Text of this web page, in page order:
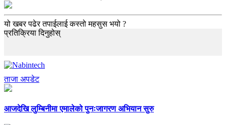
यो खबर पढेर तपाईलाई कस्तो महसुस भयो ?
प्रतिक्रिया दिनुहोस्
ताजा अपडेट
आजदेखि लुम्बिनीमा एमालेको पुनःजागरण अभियान सुरु